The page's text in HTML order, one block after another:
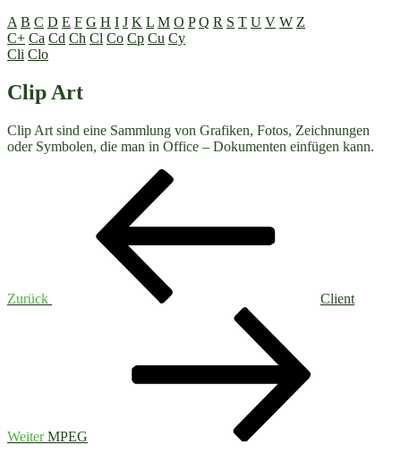
A B C D E F G H I J K L M O P Q R S T U V W Z
C+ Ca Cd Ch Cl Co Cp Cu Cy
Cli Clo
Clip Art
Clip Art sind eine Sammlung von Grafiken, Fotos, Zeichnungen
oder Symbolen, die man in Office – Dokumenten einfügen kann.
Beitragsnavigation
Zurück
Client
Weiter MPEG